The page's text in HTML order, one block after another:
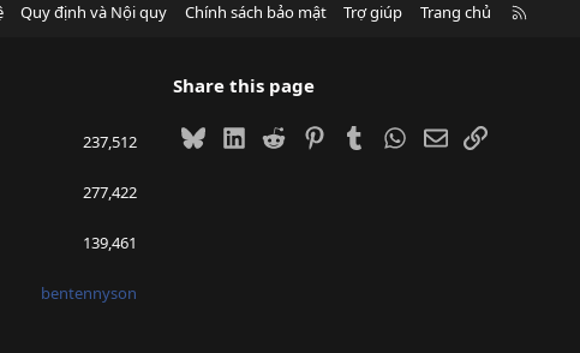
Quy định và Nội quy Chính sách bảo mật Trợ giúp Trang chủ
237,512
277,422
139,461
bentennyson
Share this page
BlueskyLinkedIn
Reddit PinterestTumblrWhatsApp
EmailLink